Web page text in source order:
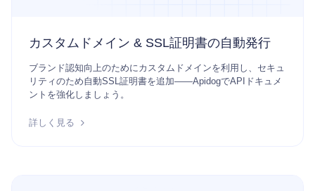
カスタムドメイン & SSL証明書の自動発行
ブランド認知向上のためにカスタムドメインを利用し、セキュ
リティのため自動SSL証明書を追加——ApidogでAPIドキュメ
ントを強化しましょう。
詳しく見る